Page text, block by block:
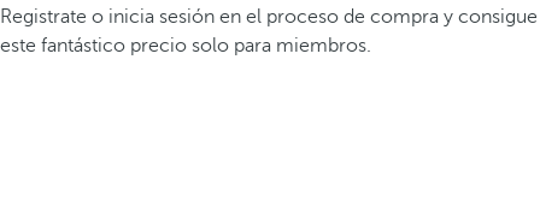
Registrate o inicia sesión en el proceso de compra y consigue
este fantástico precio solo para miembros.